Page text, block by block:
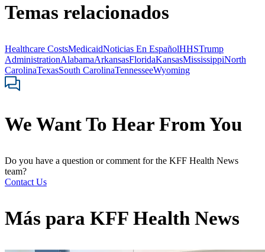
Temas relacionados
Healthcare CostsMedicaidNoticias En EspañolHHSTrump
AdministrationAlabamaArkansasFloridaKansasMississippiNorth
CarolinaTexasSouth CarolinaTennesseeWyoming
We Want To Hear From You
Do you have a question or comment for the KFF Health News
team?
Contact Us
Más para KFF Health News